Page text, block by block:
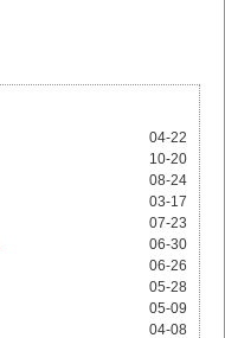
04-22
10-20
08-24
03-17
07-23
06-30
06-26
05-28
05-09
04-08